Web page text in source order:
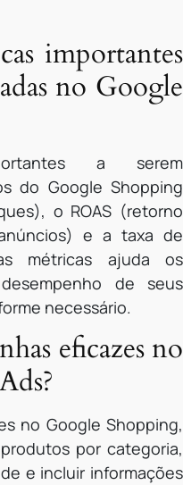
importantes
no Google
a serem
do Google Shopping
o ROAS (retorno
e a taxa de
métricas ajuda os
de seus
necessário.
eficazes no
no Google Shopping,
por categoria,
e incluir informações